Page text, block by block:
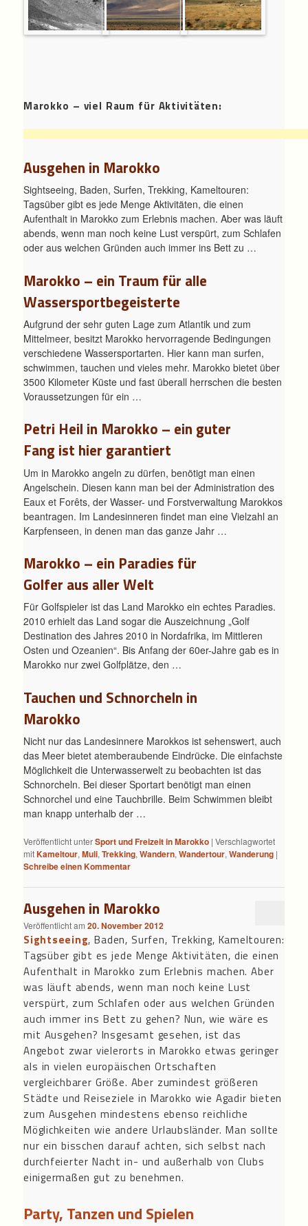
Marokko – viel Raum für Aktivitäten:
Ausgehen in Marokko
Sightseeing, Baden, Surfen, Trekking, Kameltouren:
Tagsüber gibt es jede Menge Aktivitäten, die einen
Aufenthalt in Marokko zum Erlebnis machen. Aber was läuft
abends, wenn man noch keine Lust verspürt, zum Schlafen
oder aus welchen Gründen auch immer ins Bett zu …
Marokko – ein Traum für alle
Wassersportbegeisterte
Aufgrund der sehr guten Lage zum Atlantik und zum
Mittelmeer, besitzt Marokko hervorragende Bedingungen
verschiedene Wassersportarten. Hier kann man surfen,
schwimmen, tauchen und vieles mehr. Marokko bietet über
3500 Kilometer Küste und fast überall herrschen die besten
Voraussetzungen für ein …
Petri Heil in Marokko – ein guter
Fang ist hier garantiert
Um in Marokko angeln zu dürfen, benötigt man einen
Angelschein. Diesen kann man bei der Administration des
Eaux et Forêts, der Wasser- und Forstverwaltung Marokkos
beantragen. Im Landesinneren findet man eine Vielzahl an
Karpfenseen, in denen man das ganze Jahr …
Marokko – ein Paradies für
Golfer aus aller Welt
Für Golfspieler ist das Land Marokko ein echtes Paradies.
2010 erhielt das Land sogar die Auszeichnung „Golf
Destination des Jahres 2010 in Nordafrika, im Mittleren
Osten und Ozeanien“. Bis Anfang der 60er-Jahre gab es in
Marokko nur zwei Golfplätze, den …
Tauchen und Schnorcheln in
Marokko
Nicht nur das Landesinnere Marokkos ist sehenswert, auch
das Meer bietet atemberaubende Eindrücke. Die einfachste
Möglichkeit die Unterwasserwelt zu beobachten ist das
Schnorcheln. Bei dieser Sportart benötigt man einen
Schnorchel und eine Tauchbrille. Beim Schwimmen bleibt
man knapp unterhalb der …
Veröffentlicht unterSport und Freizeit in Marokko |Verschlagwortet
mitKameltour,Muli,Trekking,Wandern,Wandertour,Wanderung |
Schreibe einen Kommentar
Ausgehen in Marokko
Veröffentlicht am20. November 2012
Sightseeing, Baden, Surfen, Trekking, Kameltouren:
Tagsüber gibt es jede Menge Aktivitäten, die einen
Aufenthalt in Marokko zum Erlebnis machen. Aber
was läuft abends, wenn man noch keine Lust
verspürt, zum Schlafen oder aus welchen Gründen
auch immer ins Bett zu gehen? Nun, wie wäre es
mit Ausgehen? Insgesamt gesehen, ist das
Angebot zwar vielerorts in Marokko etwas geringer
als in vielen europäischen Ortschaften
vergleichbarer Größe. Aber zumindest größeren
Städte und Reiseziele in Marokko wie Agadir bieten
zum Ausgehen mindestens ebenso reichliche
Möglichkeiten wie andere Urlaubsländer. Man sollte
nur ein bisschen darauf achten, sich selbst nach
durchfeierter Nacht in- und außerhalb von Clubs
einigermaßen gut zu benehmen.
Party, Tanzen und Spielen